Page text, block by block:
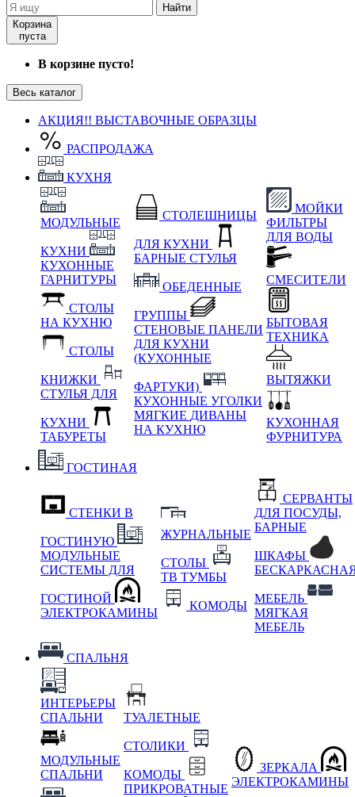
Найти
Корзина
пуста
В корзине пусто!
Весь каталог
АКЦИЯ!! ВЫСТАВОЧНЫЕ ОБРАЗЦЫ
РАСПРОДАЖА
КУХНЯ
МОДУЛЬНЫЕ
КУХНИ
КУХОННЫЕ
ГАРНИТУРЫ
СТОЛЫ
НА КУХНЮ
СТОЛЫ
КНИЖКИ
СТУЛЬЯ ДЛЯ
КУХНИ
ТАБУРЕТЫ
СТОЛЕШНИЦЫ
ДЛЯ КУХНИ
БАРНЫЕ СТУЛЬЯ
ОБЕДЕННЫЕ
ГРУППЫ
СТЕНОВЫЕ ПАНЕЛИ
ДЛЯ КУХНИ
(КУХОННЫЕ
ФАРТУКИ)
КУХОННЫЕ УГОЛКИ
МЯГКИЕ ДИВАНЫ
НА КУХНЮ
МОЙКИ
ФИЛЬТРЫ
ДЛЯ ВОДЫ
СМЕСИТЕЛИ
БЫТОВАЯ
ТЕХНИКА
ВЫТЯЖКИ
КУХОННАЯ
ФУРНИТУРА
ГОСТИНАЯ
СТЕНКИ В
ГОСТИНУЮ
МОДУЛЬНЫЕ
СИСТЕМЫ ДЛЯ
ГОСТИНОЙ
ЭЛЕКТРОКАМИНЫ
ЖУРНАЛЬНЫЕ
СТОЛЫ
ТВ ТУМБЫ
КОМОДЫ
СЕРВАНТЫ
ДЛЯ ПОСУДЫ,
БАРНЫЕ
ШКАФЫ
МЕБЕЛЬ
МЯГКАЯ
МЕБЕЛЬ
СПАЛЬНЯ
ИНТЕРЬЕРЫ
СПАЛЬНИ
МОДУЛЬНЫЕ
СПАЛЬНИ
ТУАЛЕТНЫЕ
СТОЛИКИ
КОМОДЫ
ПРИКРОВАТНЫЕ
ЗЕРКАЛА
ЭЛЕКТРОКАМИНЫ